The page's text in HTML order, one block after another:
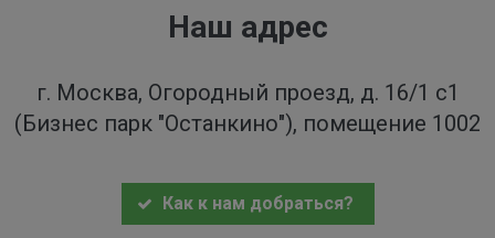
Наш адрес
г. Москва, Огородный проезд, д. 16/1 с1
(Бизнес парк "Останкино"), помещение 1002
Как к нам добраться?